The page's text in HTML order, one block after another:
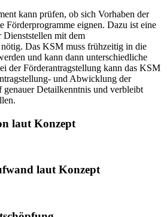
kann prüfen, ob sich Vorhaben der
Förderprogramme eignen. Dazu ist eine
Dienststellen mit dem
Das KSM muss frühzeitig in die
und kann dann unterschiedliche
der Förderantragstellung kann das KSM
und Abwicklung der
genauer Detailkenntnis und verbleibt
laut Konzept
laut Konzept